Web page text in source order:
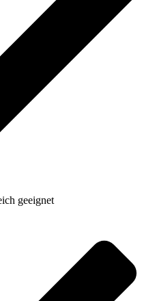
geeignet